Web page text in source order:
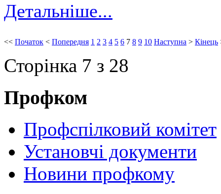
Детальніше...
<< Початок < Попередня 1 2 3 4 5 6 7 8 9 10 Наступна > Кінець
Сторінка 7 з 28
Профком
Профспілковий комітет
Установчі документи
Новини профкому